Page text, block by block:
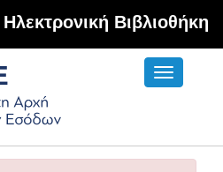
Hλεκτρονική Βιβλιοθήκη
Toggle